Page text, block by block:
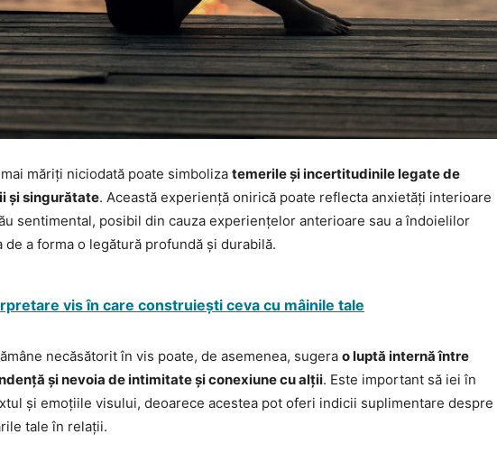
măriți niciodată poate simboliza temerile și incertitudinile legate de
și singurătate. Această experiență onirică poate reflecta anxietăți interioare
sentimental, posibil din cauza experiențelor anterioare sau a îndoielilor
de a forma o legătură profundă și durabilă.
vis în care construiești ceva cu mâinile tale
necăsătorit în vis poate, de asemenea, sugera o luptă internă între
și nevoia de intimitate și conexiune cu alții. Este important să iei în
și emoțiile visului, deoarece acestea pot oferi indicii suplimentare despre
tale în relații.